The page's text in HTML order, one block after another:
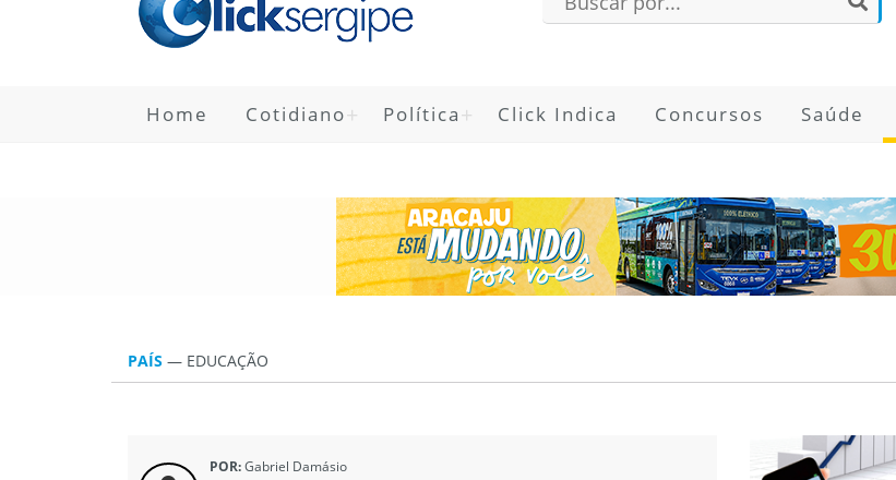
Home Cotidiano Política Click Indica Concursos Saúde
PAÍS — EDUCAÇÃO
POR:Gabriel Damásio